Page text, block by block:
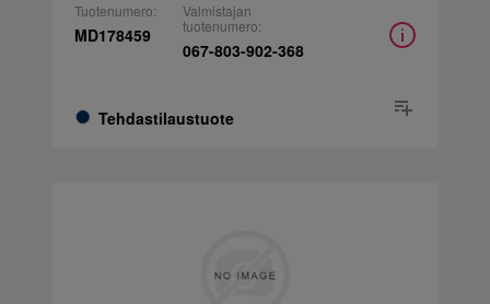
Tuotenumero:
MD178459
Tehdastilaustuote
Valmistajan
tuotenumero:
067-803-902-368